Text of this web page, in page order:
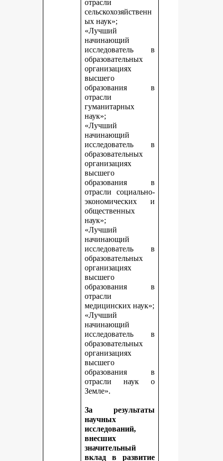
отрасли
сельскохозяйственн
ых наук»;
«Лучший
начинающий
исследователь в
образовательных
организациях
высшего
образования в
отрасли
гуманитарных
наук»;
«Лучший
начинающий
исследователь в
образовательных
организациях
высшего
образования в
отрасли социально-
экономических и
общественных
наук»;
«Лучший
начинающий
исследователь в
образовательных
организациях
высшего
образования в
отрасли
медицинских наук»;
«Лучший
начинающий
исследователь в
образовательных
организациях
высшего
образования в
отрасли наук о
Земле».
За результаты
научных
исследований,
внесших
значительный
вклад в развитие